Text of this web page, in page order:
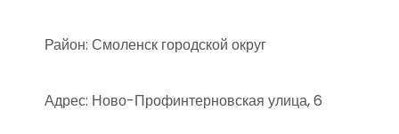
Район: Смоленск городской округ
Адрес: Ново-Профинтерновская улица, 6